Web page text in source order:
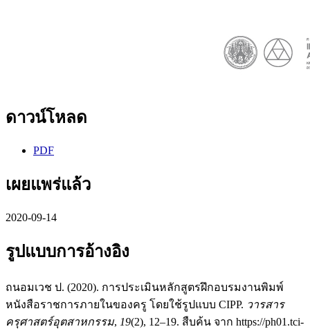
ดาวน์โหลด
PDF
เผยแพร่แล้ว
2020-09-14
รูปแบบการอ้างอิง
ถนอมเวช ป. (2020). การประเมินหลักสูตรฝึกอบรมงานพิมพ์
หนังสือราชการภายในของครู โดยใช้รูปแบบ CIPP. วารสาร
ครุศาสตร์อุตสาหกรรม, 19(2), 12–19. สืบค้น จาก https://ph01.tci-